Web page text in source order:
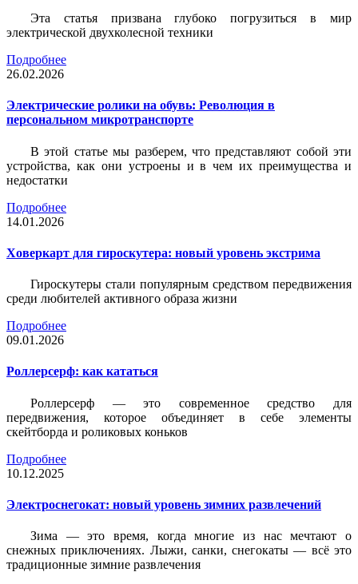
Эта статья призвана глубоко погрузиться в мир
электрической двухколесной техники
Подробнее
26.02.2026
Электрические ролики на обувь: Революция в
персональном микротранспорте
В этой статье мы разберем, что представляют собой эти
устройства, как они устроены и в чем их преимущества и
недостатки
Подробнее
14.01.2026
Ховеркарт для гироскутера: новый уровень экстрима
Гироскутеры стали популярным средством передвижения
среди любителей активного образа жизни
Подробнее
09.01.2026
Роллерсерф: как кататься
Роллерсерф — это современное средство для
передвижения, которое объединяет в себе элементы
скейтборда и роликовых коньков
Подробнее
10.12.2025
Электроснегокат: новый уровень зимних развлечений
Зима — это время, когда многие из нас мечтают о
снежных приключениях. Лыжи, санки, снегокаты — всё это
традиционные зимние развлечения